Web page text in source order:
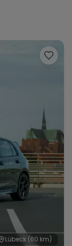
Aston Martin
Maserati
Lübeck (60 km)